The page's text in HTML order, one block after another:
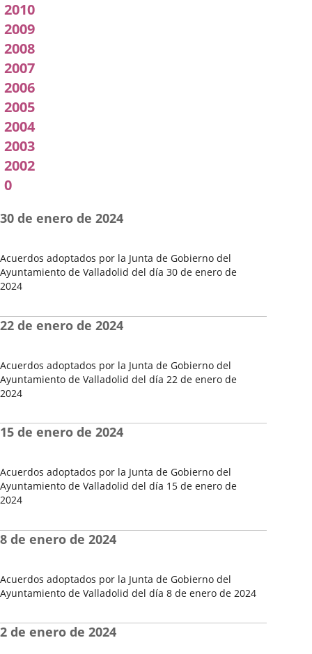
2010
2009
2008
2007
2006
2005
2004
2003
2002
0
Acuerdos adoptados por la Junta de Gobierno del
Ayuntamiento de Valladolid del día 30 de enero de
2024
de
la
30 de enero de 2024
Acuerdos adoptados por la Junta de Gobierno del
Ayuntamiento de Valladolid del día 22 de enero de
2024
de
la
22 de enero de 2024
Acuerdos adoptados por la Junta de Gobierno del
Ayuntamiento de Valladolid del día 15 de enero de
2024
de
la
15 de enero de 2024
Acuerdos adoptados por la Junta de Gobierno del
Ayuntamiento de Valladolid del día 8 de enero de 2024
de
la
8 de enero de 2024
2 de enero de 2024